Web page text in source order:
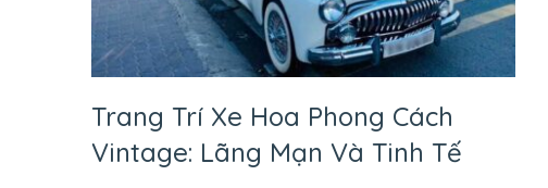
Trang Trí Xe Hoa Phong Cách
Vintage: Lãng Mạn Và Tinh Tế